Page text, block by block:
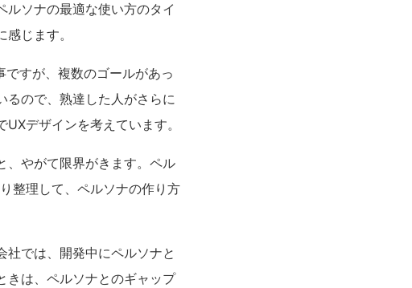
ソナの最適な使い方のタイ
じます。
すが、複数のゴールがあっ
るので、熟達した人がさらに
デザインを考えています。
、やがて限界がきます。ペル
整理して、ペルソナの作り方
では、開発中にペルソナと
きは、ペルソナとのギャップ